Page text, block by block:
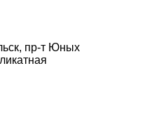
пр-т Юных